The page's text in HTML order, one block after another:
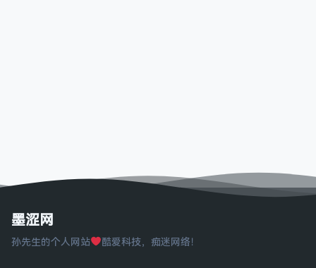
墨涩网
孙先生的个人网站 酷爱科技，痴迷网络！